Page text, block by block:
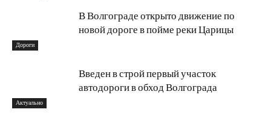
Дороги
В Волгограде открыто движение по
новой дороге в пойме реки Царицы
Актуально
Введен в строй первый участок
автодороги в обход Волгограда